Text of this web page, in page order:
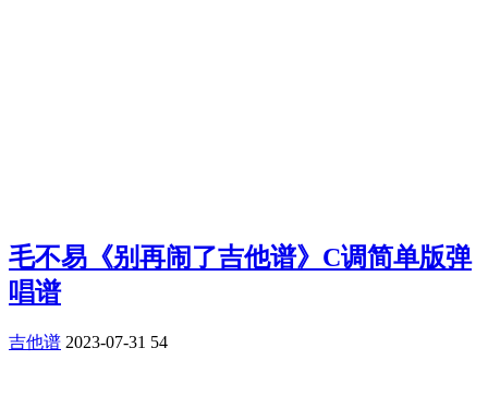
毛不易《别再闹了吉他谱》C调简单版弹
唱谱
吉他谱 2023-07-31 54